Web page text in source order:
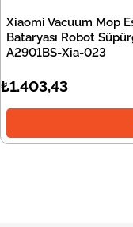
Xiaomi Vacuum Mop
Bataryası Robot
A2901BS-Xia-023
₺1.403,43